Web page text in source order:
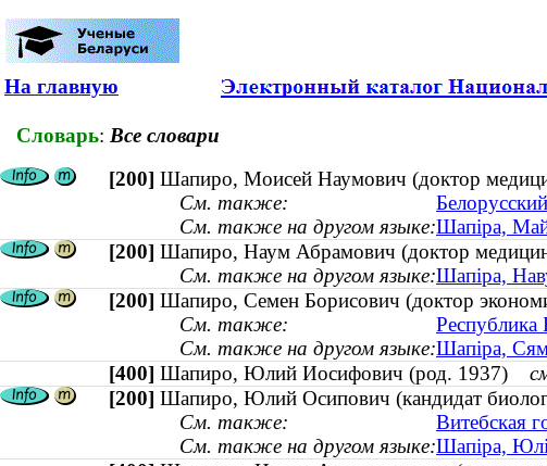
На главную
Словарь: Все словари
[200] Шапиро, Моисей Наумович (доктор
См. также:
См. также на другом языке:Шапіра,
[200] Шапиро, Наум Абрамович (доктор
См. также на другом языке:Шапіра,
[200] Шапиро, Семен Борисович (доктор
См. также:
Республика
См. также на другом языке:Шапіра,
[400] Шапиро, Юлий Иосифович (род. 1937)
[200] Шапиро, Юлий Осипович (кандидат
См. также:
Витебская
См. также на другом языке:Шапіра,